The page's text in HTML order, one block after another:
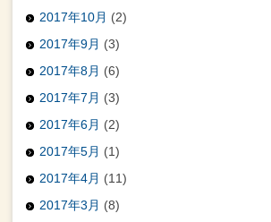
2017年10月 (2)
2017年9月 (3)
2017年8月 (6)
2017年7月 (3)
2017年6月 (2)
2017年5月 (1)
2017年4月 (11)
2017年3月 (8)